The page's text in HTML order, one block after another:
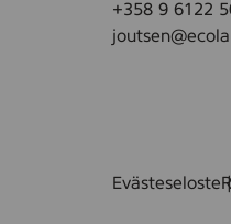
+358 9 6122
Evästeseloste